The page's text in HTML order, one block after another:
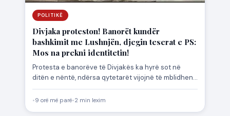
POLITIKË
Divjaka proteston! Banorët kundër
bashkimit me Lushnjën, djegin teserat e PS:
Mos na prekni identitetin!
Protesta e banorëve të Divjakës ka hyrë sot në
ditën e nëntë, ndërsa qytetarët vijojnë të mblidhen
çdo…
•9 orë më parë•2 min lexim